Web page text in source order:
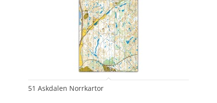
51 Askdalen Norrkartor